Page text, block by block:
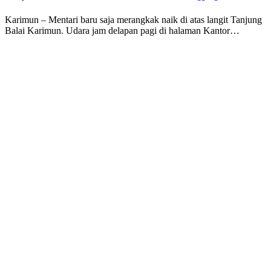
Karimun – Mentari baru saja merangkak naik di atas langit Tanjung
Balai Karimun. Udara jam delapan pagi di halaman Kantor…